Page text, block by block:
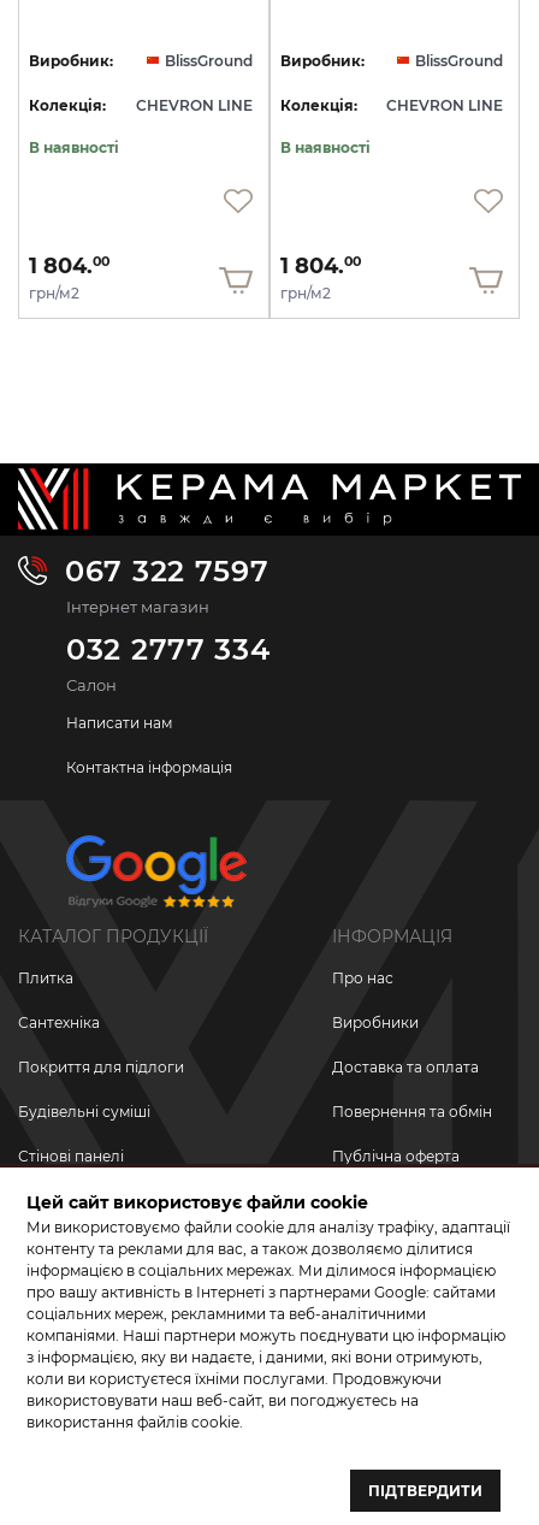
Виробник: BlissGround
Колекція: CHEVRON LINE
В наявності
1 804.00
грн/м2
Виробник: BlissGround
Колекція: CHEVRON LINE
В наявності
1 804.00
грн/м2
067 322 7597
Інтернет магазин
032 2777 334
Салон
Написати нам
Контактна інформація
КАТАЛОГ ПРОДУКЦІЇ
Плитка
Сантехніка
Покриття для підлоги
Будівельні суміші
Стінові панелі
Новинки
Акційні товари
Акції/Знижки
ІНФОРМАЦІЯ
Про нас
Виробники
Доставка та оплата
Повернення та обмін
Публічна оферта
Політика
конфіденційності
ПРИЄДНУЙТЕСЬ ДО НАС У СОЦМЕРЕЖАХ
Створення сайту та розробка сайтів — веб–студія ”Бренд–A“
Цей сайт використовує файли cookie
Ми використовуємо файли cookie для аналізу трафіку, адаптації
контенту та реклами для вас, а також дозволяємо ділитися
інформацією в соціальних мережах. Ми ділимося інформацією
про вашу активність в Інтернеті з партнерами Google: сайтами
соціальних мереж, рекламними та веб-аналітичними
компаніями. Наші партнери можуть поєднувати цю інформацію
з інформацією, яку ви надаєте, і даними, які вони отримують,
коли ви користуєтеся їхніми послугами. Продовжуючи
використовувати наш веб-сайт, ви погоджуєтесь на
використання файлів cookie.
ПІДТВЕРДИТИ